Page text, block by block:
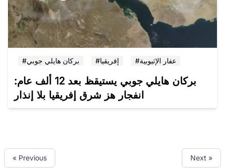
#بركان هايلي جوبي #إفريقيا #عفار الإثيوبية
بركان هايلي جوبي يستيقظ بعد 12 ألف عام:
انفجار هز شرق إفريقيا بلا إنذار
« Previous Next »